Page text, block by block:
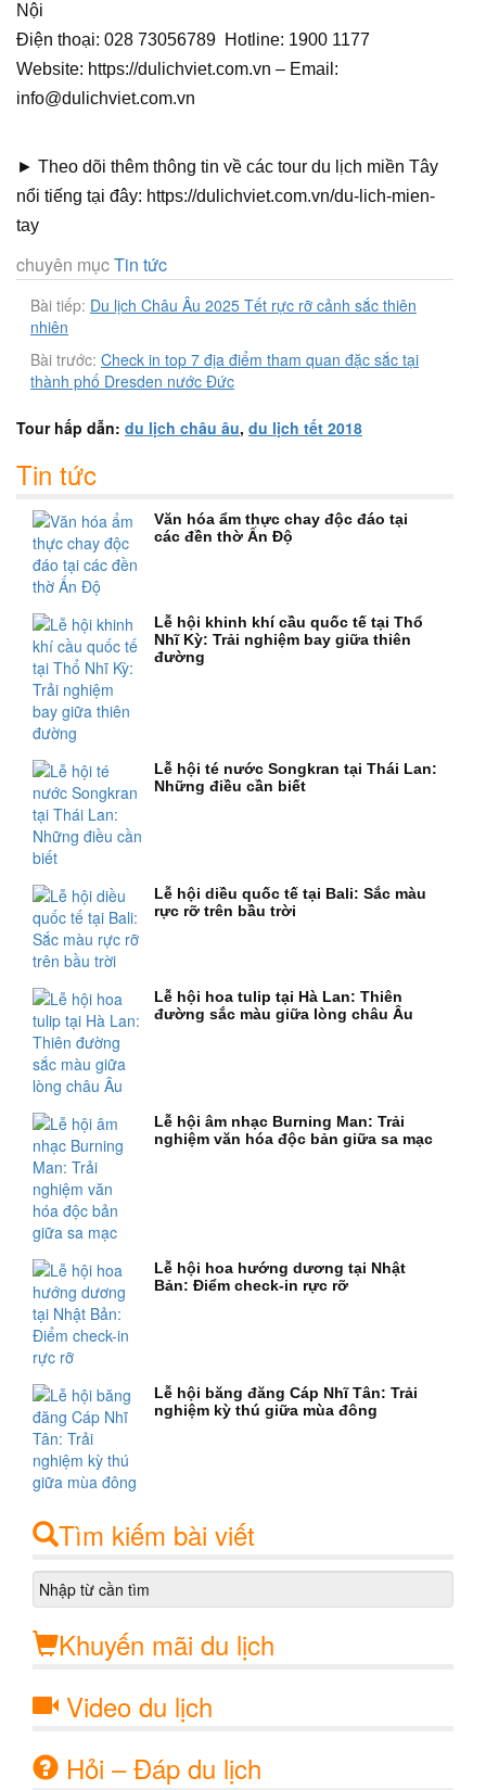
Nội
Điện thoại: 028 73056789 Hotline: 1900 1177
Website: https://dulichviet.com.vn – Email:
info@dulichviet.com.vn
► Theo dõi thêm thông tin về các tour du lịch miền Tây
nổi tiếng tại đây: https://dulichviet.com.vn/du-lich-mien-
tay
chuyên mụcTin tức
Bài tiếp: Du lịch Châu Âu 2025 Tết rực rỡ cảnh sắc thiên
nhiên
Bài trước: Check in top 7 địa điểm tham quan đặc sắc tại
thành phố Dresden nước Đức
Tour hấp dẫn: du lịch châu âu, du lịch tết 2018
Tin tức
Văn hóa ẩm thực chay độc đáo tại
các đền thờ Ấn Độ
Lễ hội khinh khí cầu quốc tế tại Thổ
Nhĩ Kỳ: Trải nghiệm bay giữa thiên
đường
Lễ hội té nước Songkran tại Thái Lan:
Những điều cần biết
Lễ hội diều quốc tế tại Bali: Sắc màu
rực rỡ trên bầu trời
Lễ hội hoa tulip tại Hà Lan: Thiên
đường sắc màu giữa lòng châu Âu
Lễ hội âm nhạc Burning Man: Trải
nghiệm văn hóa độc bản giữa sa mạc
Lễ hội hoa hướng dương tại Nhật
Bản: Điểm check-in rực rỡ
Lễ hội băng đăng Cáp Nhĩ Tân: Trải
nghiệm kỳ thú giữa mùa đông
Tìm kiếm bài viết
Khuyến mãi du lịch
Video du lịch
Hỏi – Đáp du lịch